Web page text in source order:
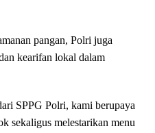
pangan, Polri juga
kearifan lokal dalam
SPPG Polri, kami berupaya
sekaligus melestarikan menu